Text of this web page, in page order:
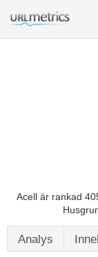
Acell är rankad
Analys